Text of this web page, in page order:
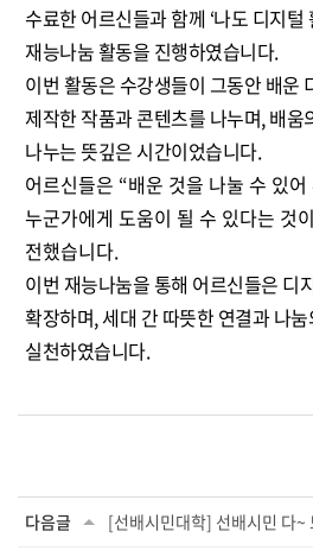
수료한 어르신들과 함께 ‘나도 디지털
재능나눔 활동을 진행하였습니다.
이번 활동은 수강생들이 그동안 배운
제작한 작품과 콘텐츠를 나누며, 배움
나누는 뜻깊은 시간이었습니다.
어르신들은 “배운 것을 나눌 수 있
누군가에게 도움이 될 수 있다는 것
전했습니다.
이번 재능나눔을 통해 어르신들은 디
확장하며, 세대 간 따뜻한 연결과 나
실천하였습니다.
다음글 [선배시민대학] 선배시민 다~